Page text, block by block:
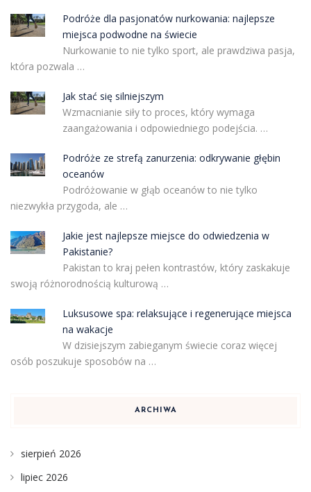
Podróże dla pasjonatów nurkowania: najlepsze
miejsca podwodne na świecie
Nurkowanie to nie tylko sport, ale prawdziwa pasja,
która pozwala …
Jak stać się silniejszym
Wzmacnianie siły to proces, który wymaga
zaangażowania i odpowiedniego podejścia. …
Podróże ze strefą zanurzenia: odkrywanie głębin
oceanów
Podróżowanie w głąb oceanów to nie tylko
niezwykła przygoda, ale …
Jakie jest najlepsze miejsce do odwiedzenia w
Pakistanie?
Pakistan to kraj pełen kontrastów, który zaskakuje
swoją różnorodnością kulturową …
Luksusowe spa: relaksujące i regenerujące miejsca
na wakacje
W dzisiejszym zabieganym świecie coraz więcej
osób poszukuje sposobów na …
ARCHIWA
sierpień 2026
lipiec 2026